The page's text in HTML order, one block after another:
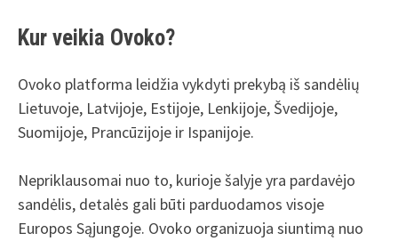
Kur veikia Ovoko?
Ovoko platforma leidžia vykdyti prekybą iš sandėlių
Lietuvoje, Latvijoje, Estijoje, Lenkijoje, Švedijoje,
Suomijoje, Prancūzijoje ir Ispanijoje.
Nepriklausomai nuo to, kurioje šalyje yra pardavėjo
sandėlis, detalės gali būti parduodamos visoje
Europos Sąjungoje. Ovoko organizuoja siuntimą nuo